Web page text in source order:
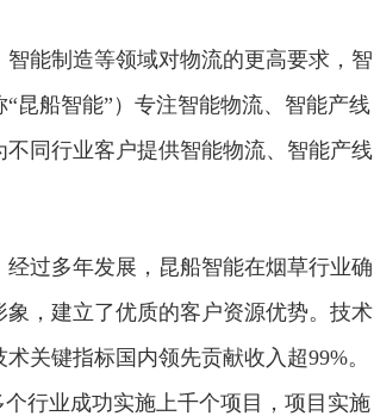
能制造等领域对物流的更高要求，智
昆船智能”）专注智能物流、智能产线
同行业客户提供智能物流、智能产线
过多年发展，昆船智能在烟草行业确
，建立了优质的客户资源优势。技术
关键指标国内领先贡献收入超99%。
行业成功实施上千个项目，项目实施